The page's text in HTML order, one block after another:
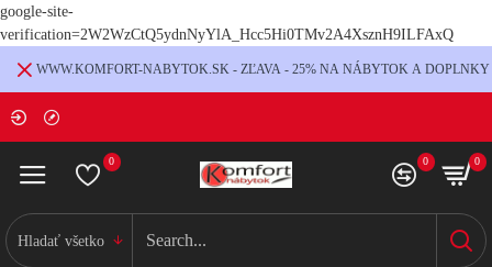
google-site-
verification=2W2WzCtQ5ydnNyYlA_Hcc5Hi0TMv2A4XsznH9ILFAxQ
WWW.KOMFORT-NABYTOK.SK - ZĽAVA - 25% NA NÁBYTOK A DOPLNKY
0 0 0
Hladať všetko